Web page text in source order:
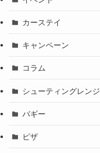
カーステイ
キャンペーン
コラム
シューティングレンジ
バギー
ピザ